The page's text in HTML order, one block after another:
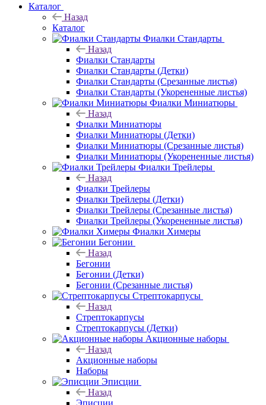
Каталог
Назад
Каталог
Фиалки Стандарты
Назад
Фиалки Стандарты
Фиалки Стандарты (Детки)
Фиалки Стандарты (Срезанные листья)
Фиалки Стандарты (Укорененные листья)
Фиалки Миниатюры
Назад
Фиалки Миниатюры
Фиалки Миниатюры (Детки)
Фиалки Миниатюры (Срезанные листья)
Фиалки Миниатюры (Укорененные листья)
Фиалки Трейлеры
Назад
Фиалки Трейлеры
Фиалки Трейлеры (Детки)
Фиалки Трейлеры (Срезанные листья)
Фиалки Трейлеры (Укорененные листья)
Фиалки Химеры
Бегонии
Назад
Бегонии
Бегонии (Детки)
Бегонии (Срезанные листья)
Стрептокарпусы
Назад
Стрептокарпусы
Стрептокарпусы (Детки)
Акционные наборы
Назад
Акционные наборы
Наборы
Эписции
Назад
Эписции